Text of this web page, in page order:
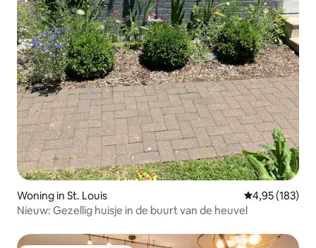
Woning in St. Louis Gemiddelde
4,95 (183)
Nieuw: Gezellig huisje in de buurt van de heuvel